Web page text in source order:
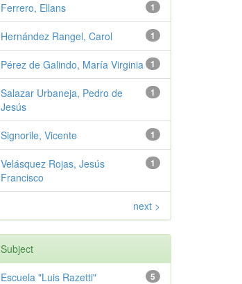
1
Ferrero, Ellans
1
Hernández Rangel, Carol
1
Pérez de Galindo, María Virginia
1
Salazar Urbaneja, Pedro de
Jesús
1
Signorile, Vicente
1
Velásquez Rojas, Jesús
Francisco
next >
Subject
5
Escuela "Luis Razetti"